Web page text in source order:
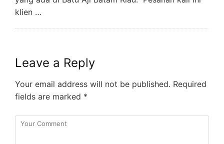
klien …
Leave a Reply
Your email address will not be published. Required
fields are marked *